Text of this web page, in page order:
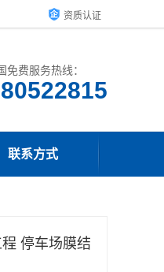
资质认证
免费服务热线：
联系方式
停车场膜结